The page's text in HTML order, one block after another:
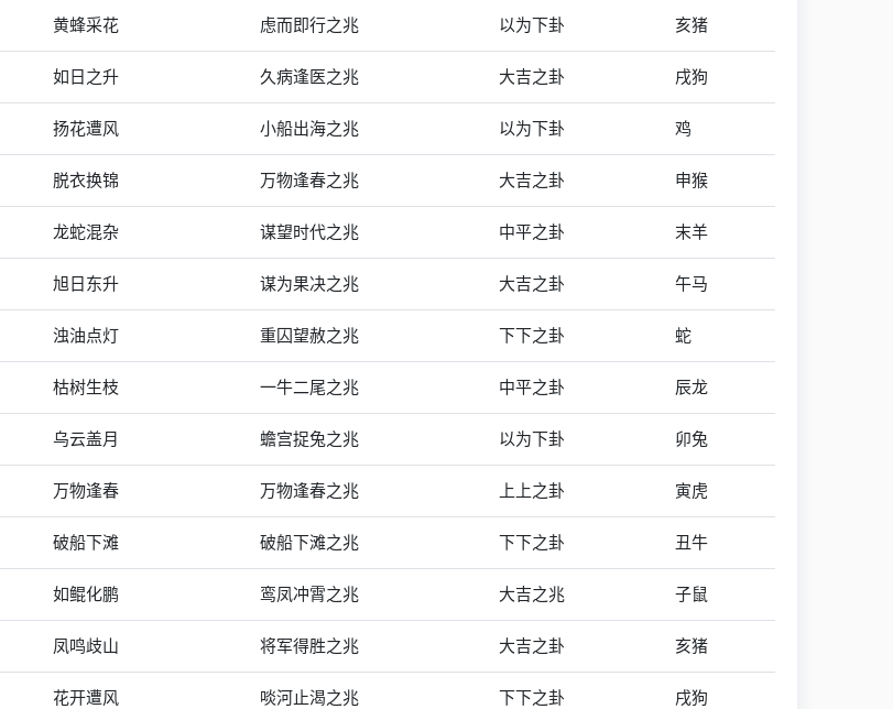
黄蜂采花 虑而即行之兆 以为下卦 亥猪
如日之升 久病逢医之兆 大吉之卦 戌狗
扬花遭风 小船出海之兆 以为下卦 鸡
脱衣换锦 万物逢春之兆 大吉之卦 申猴
龙蛇混杂 谋望时代之兆 中平之卦 末羊
旭日东升 谋为果决之兆 大吉之卦 午马
浊油点灯 重囚望赦之兆 下下之卦 蛇
枯树生枝 一牛二尾之兆 中平之卦 辰龙
乌云盖月 蟾宫捉兔之兆 以为下卦 卯兔
万物逢春 万物逢春之兆 上上之卦 寅虎
破船下滩 破船下滩之兆 下下之卦 丑牛
如鲲化鹏 鸾凤冲霄之兆 大吉之兆 子鼠
凤鸣歧山 将军得胜之兆 大吉之卦 亥猪
花开遭风 啖河止渴之兆 下下之卦 戌狗